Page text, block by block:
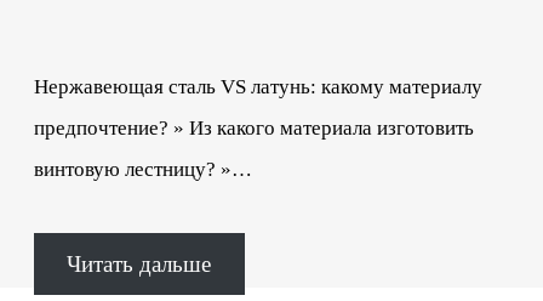
Нержавеющая сталь VS латунь: какому материалу
предпочтение? » Из какого материала изготовить
винтовую лестницу? »…
Читать дальше